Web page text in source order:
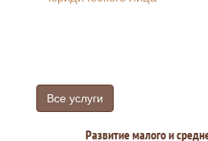
Все услуги
Развитие малого и